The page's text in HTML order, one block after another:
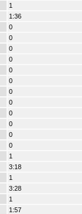
1
1:36
0
0
0
0
0
0
0
0
0
0
0
0
1
3:18
1
3:28
1
1:57